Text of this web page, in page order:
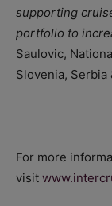
supporting
portfolio to
Saulovic,
Slovenia, Serbia
For more
visit